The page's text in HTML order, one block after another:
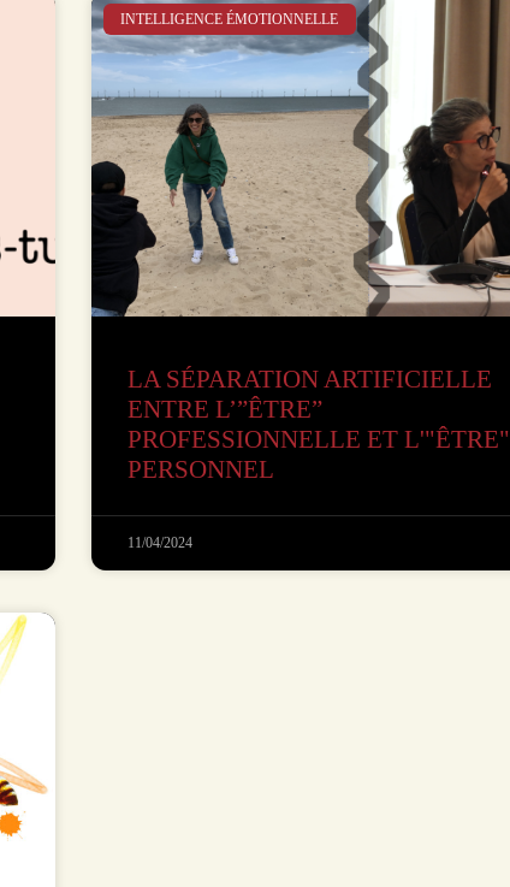
INTELLIGENCE ÉMOTIONNELLE
LA SÉPARATION ARTIFICIELLE
ENTRE L’”ÊTRE”
PROFESSIONNELLE ET L'"ÊTRE"
PERSONNEL
11/04/2024